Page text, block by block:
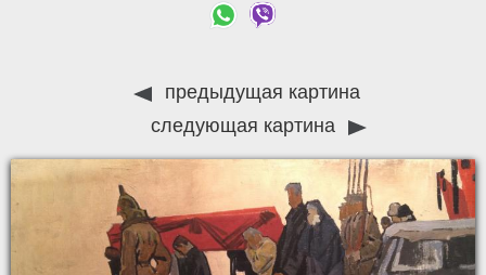
предыдущая картина
следующая картина